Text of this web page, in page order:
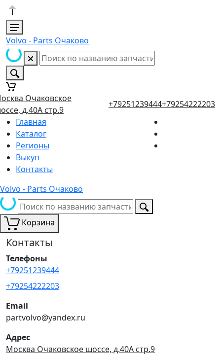
Volvo - Parts Очаково
Очаковское
д.40А стр.9
+79251239444+79254222203
Главная
Каталог
Регионы
Выкуп
Контакты
Volvo - Parts Очаково
Корзина
Контакты
Телефоны
+79251239444
+79254222203
Email
partvolvo@yandex.ru
Адрес
Москва Очаковское шоссе, д.40А стр.9